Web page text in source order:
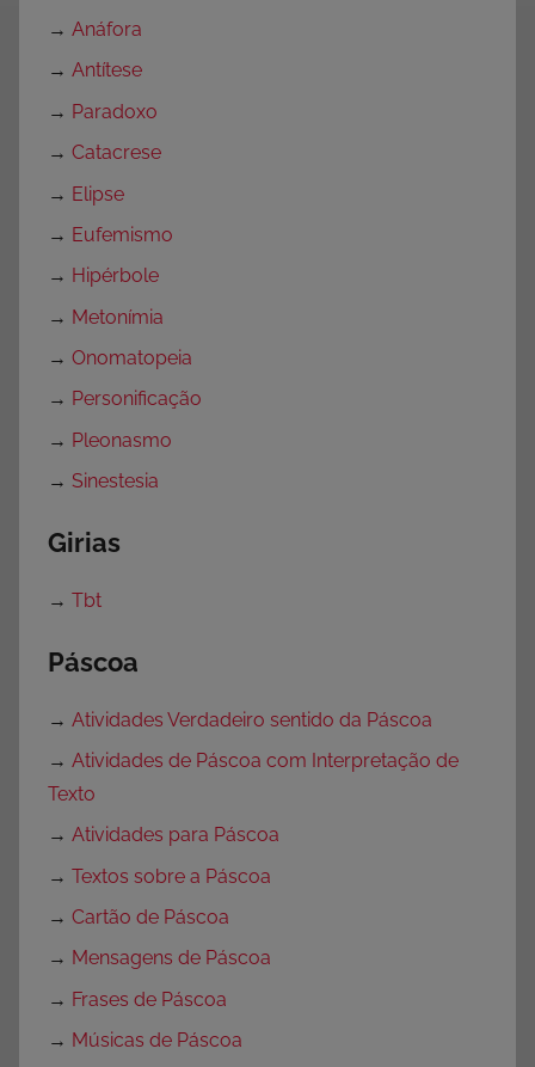
→ Anáfora
→ Antítese
→ Paradoxo
→ Catacrese
→ Elipse
→ Eufemismo
→ Hipérbole
→ Metonímia
→ Onomatopeia
→ Personificação
→ Pleonasmo
→ Sinestesia
Girias
→ Tbt
Páscoa
→ Atividades Verdadeiro sentido da Páscoa
→ Atividades de Páscoa com Interpretação de
Texto
→ Atividades para Páscoa
→ Textos sobre a Páscoa
→ Cartão de Páscoa
→ Mensagens de Páscoa
→ Frases de Páscoa
→ Músicas de Páscoa